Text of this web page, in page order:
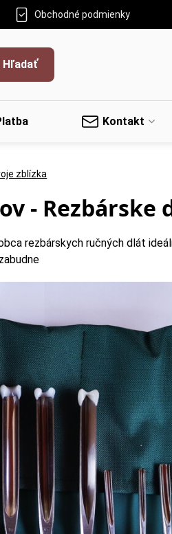
Obchodné podmienky
Hľadať
Kontakt
zblízka
- Rezbárske
rezbárskych ručných dlát